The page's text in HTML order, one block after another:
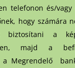
telefonon és/
hogy számára
biztosítani a
majd a
a Megrendelő